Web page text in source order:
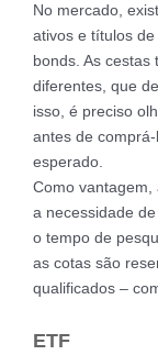
No mercado,
ativos e títulos
bonds. As
diferentes, que
isso, é preciso
antes de
esperado.
Como vantagem,
a necessidade
o tempo de
as cotas são
qualificados –
ETF